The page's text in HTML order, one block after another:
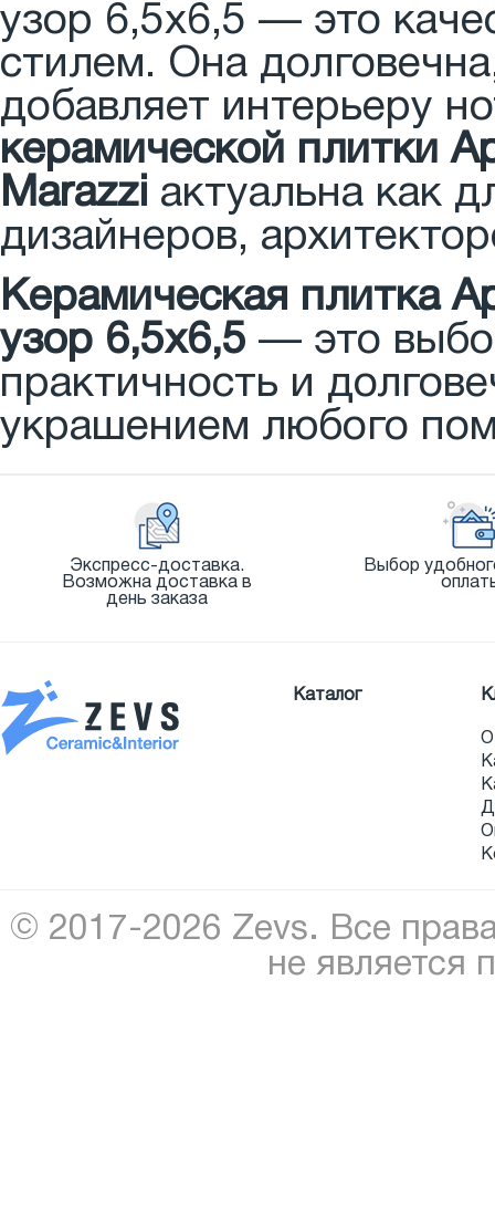
узор 6,5x6,5 — это
стилем. Она
добавляет интерьеру
керамической плитки
Marazzi актуальна как
дизайнеров,
Керамическая плитка
узор 6,5x6,5 — это
практичность и
украшением любого
Экспресс-доставка.
Возможна доставка в
день заказа
Выбор
Каталог
О
© 2017-2026 Zevs. Все
не является